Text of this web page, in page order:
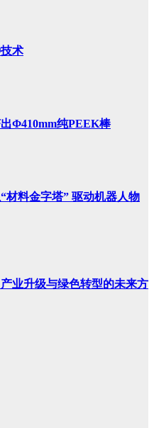
术
Φ410mm纯PEEK棒
材料金字塔” 驱动机器人物
业升级与绿色转型的未来方